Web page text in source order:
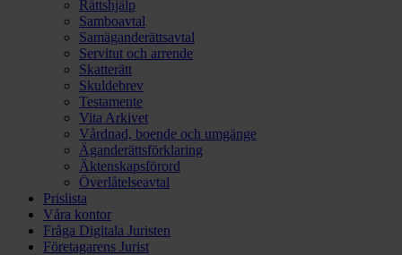
Rättshjälp
Samboavtal
Samäganderättsavtal
Servitut och arrende
Skatterätt
Skuldebrev
Testamente
Vita Arkivet
Vårdnad, boende och umgänge
Äganderättsförklaring
Äktenskapsförord
Överlåtelseavtal
Prislista
Våra kontor
Fråga Digitala Juristen
Företagarens Jurist